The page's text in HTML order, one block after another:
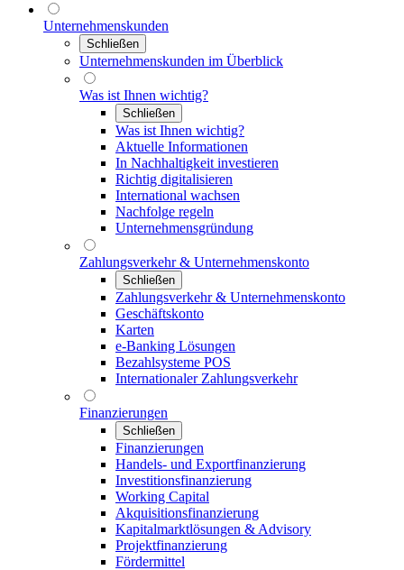
Unternehmenskunden
Schließen
Unternehmenskunden im Überblick
Was ist Ihnen wichtig?
Schließen
Was ist Ihnen wichtig?
Aktuelle Informationen
In Nachhaltigkeit investieren
Richtig digitalisieren
International wachsen
Nachfolge regeln
Unternehmensgründung
Zahlungsverkehr & Unternehmenskonto
Schließen
Zahlungsverkehr & Unternehmenskonto
Geschäftskonto
Karten
e-Banking Lösungen
Bezahlsysteme POS
Internationaler Zahlungsverkehr
Finanzierungen
Schließen
Finanzierungen
Handels- und Exportfinanzierung
Investitionsfinanzierung
Working Capital
Akquisitionsfinanzierung
Kapitalmarktlösungen & Advisory
Projektfinanzierung
Fördermittel